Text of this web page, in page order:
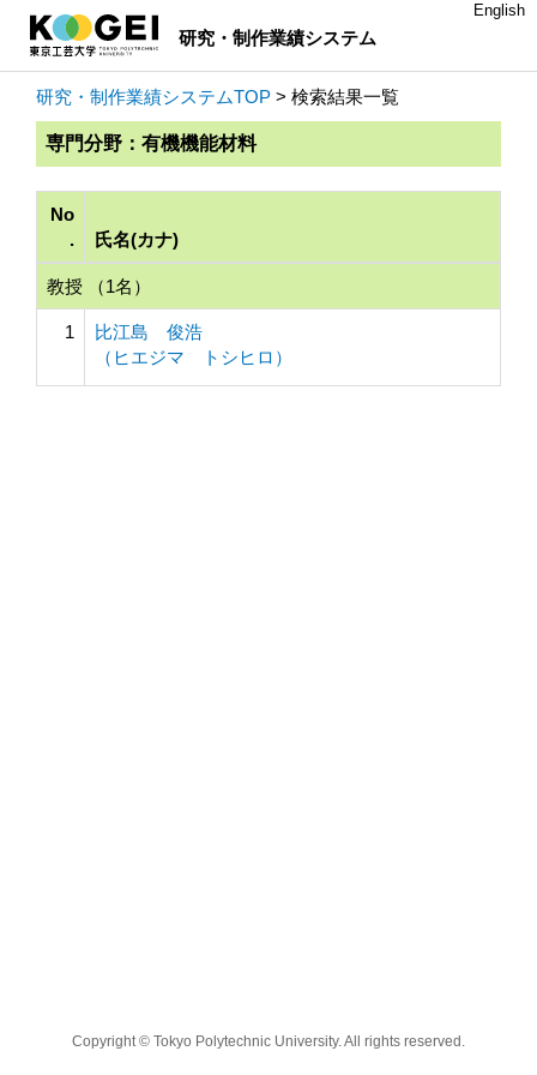
研究・制作業績システム
English
研究・制作業績システムTOP > 検索結果一覧
専門分野：有機機能材料
No
.
氏名(カナ)
教授 （1名）
1
比江島 俊浩
（ヒエジマ トシヒロ）
Copyright © Tokyo Polytechnic University. All rights reserved.